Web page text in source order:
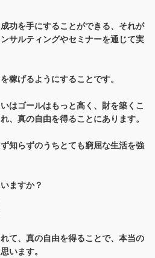
功を手にすることができる、それが
サルティングやセミナーを通じて実
稼げるようにすることです。
はゴールはもっと高く、財を築くこ
、真の自由を得ることにあります。
知らずのうちとても窮屈な生活を強
ますか？
て、真の自由を得ることで、本当の
います。